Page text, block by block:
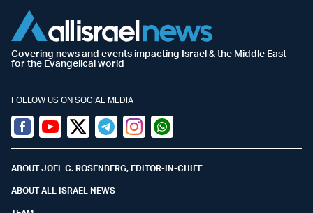
Covering news and events impacting Israel & the Middle East
for the Evangelical world
FOLLOW US ON SOCIAL MEDIA
Facebook
YoutubeTwitter (X)
TelegramInstagramWhatsapp
ABOUT JOEL C. ROSENBERG, EDITOR-IN-CHIEF
ABOUT ALL ISRAEL NEWS